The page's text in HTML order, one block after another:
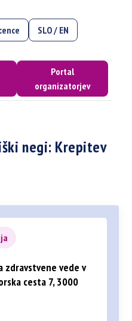
SLO / EN
Portal
organizatorjev
negi: Krepitev
zdravstvene vede v
cesta 7, 3000